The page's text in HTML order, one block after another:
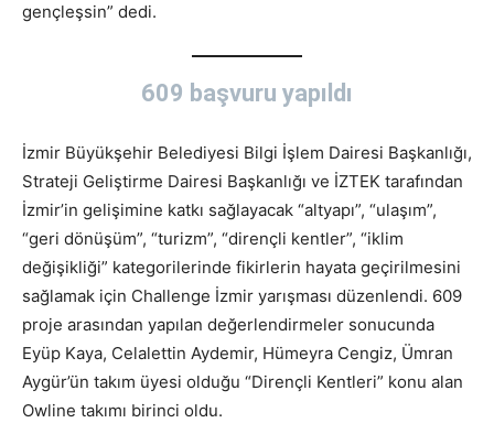
gençleşsin” dedi.
609 başvuru yapıldı
İzmir Büyükşehir Belediyesi Bilgi İşlem Dairesi Başkanlığı,
Strateji Geliştirme Dairesi Başkanlığı ve İZTEK tarafından
İzmir’in gelişimine katkı sağlayacak “altyapı”, “ulaşım”,
“geri dönüşüm”, “turizm”, “dirençli kentler”, “iklim
değişikliği” kategorilerinde fikirlerin hayata geçirilmesini
sağlamak için Challenge İzmir yarışması düzenlendi. 609
proje arasından yapılan değerlendirmeler sonucunda
Eyüp Kaya, Celalettin Aydemir, Hümeyra Cengiz, Ümran
Aygür’ün takım üyesi olduğu “Dirençli Kentleri” konu alan
Owline takımı birinci oldu.